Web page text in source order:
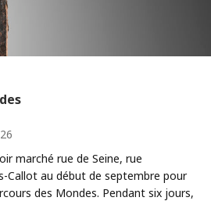
marché rue de Seine, rue
Callot au début de septembre pour
des Mondes. Pendant six jours,